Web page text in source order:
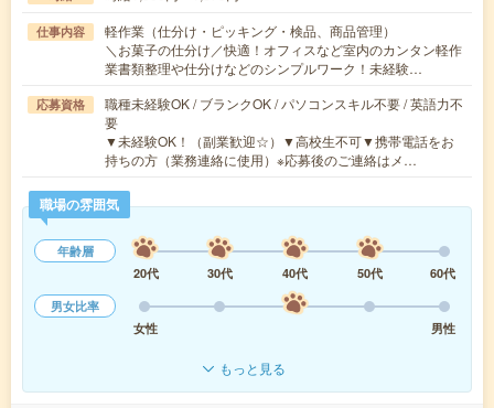
仕事内容
軽作業（仕分け・ピッキング・検品、商品管理）
＼お菓子の仕分け／快適！オフィスなど室内のカンタン軽作
業書類整理や仕分けなどのシンプルワーク！未経験…
応募資格
職種未経験OK / ブランクOK / パソコンスキル不要 / 英語力不
要
▼未経験OK！（副業歓迎☆）▼高校生不可▼携帯電話をお
持ちの方（業務連絡に使用）※応募後のご連絡はメ…
職場の雰囲気
年齢層
20代
30代 40代 50代
60代
男女比率
女性
男性
もっと見る